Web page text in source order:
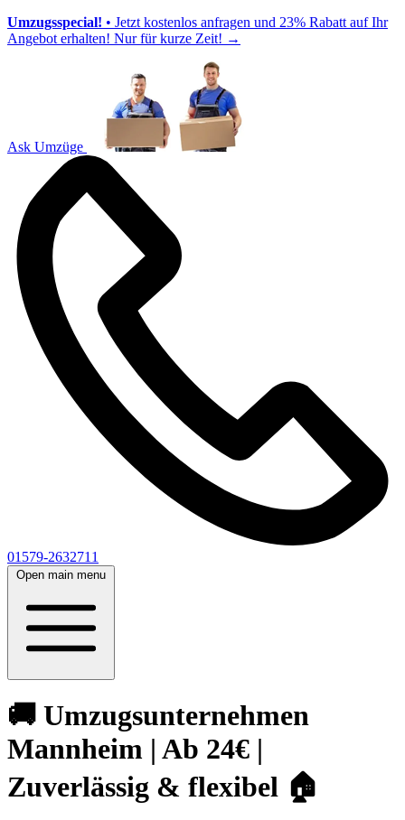
Umzugsspecial! • Jetzt kostenlos anfragen und 23% Rabatt auf Ihr
Angebot erhalten! Nur für kurze Zeit! →
Ask Umzüge
01579-2632711
Open main menu
🚚 Umzugsunternehmen
Mannheim | Ab 24€ |
Zuverlässig & flexibel 🏠